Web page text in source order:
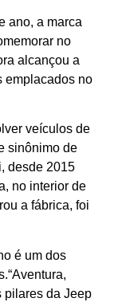
ano, a marca
no
alcançou a
emplacados no
veículos de
sinônimo de
desde 2015
no interior de
a fábrica, foi
é um dos
pilares da Jeep